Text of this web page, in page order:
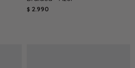
$ 2.990